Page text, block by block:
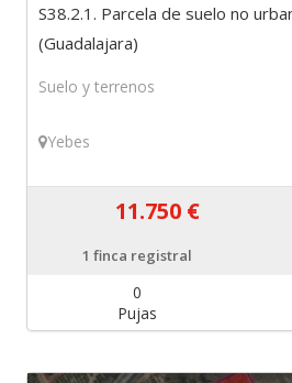
S38.2.1. Parcela de suelo no
(Guadalajara)
Suelo y terrenos
Yebes
11.750 €
1 finca registral
0
Pujas